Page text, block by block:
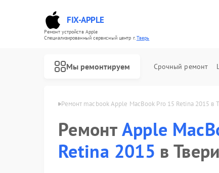
FIX-APPLE
Ремонт устройств Apple
Специализированный cервисный центр г.Тверь
Мы ремонтируем Срочный ремонт
Ремонт macbook Apple MacBook Pro 15 Retina 2015 в
РемонтApple
Retina 2015 в Твери